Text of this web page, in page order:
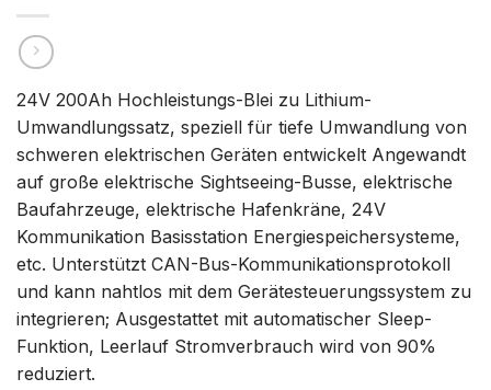
24V 200Ah Hochleistungs-Blei zu Lithium-
Umwandlungssatz, speziell für tiefe Umwandlung von
schweren elektrischen Geräten entwickelt Angewandt
auf große elektrische Sightseeing-Busse, elektrische
Baufahrzeuge, elektrische Hafenkräne, 24V
Kommunikation Basisstation Energiespeichersysteme,
etc. Unterstützt CAN-Bus-Kommunikationsprotokoll
und kann nahtlos mit dem Gerätesteuerungssystem zu
integrieren; Ausgestattet mit automatischer Sleep-
Funktion, Leerlauf Stromverbrauch wird von 90%
reduziert.